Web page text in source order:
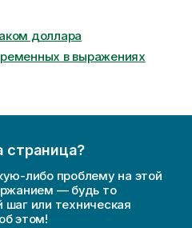
доллара
в выражениях
страница?
либо проблему на этой
— будь то
или техническая
этом!